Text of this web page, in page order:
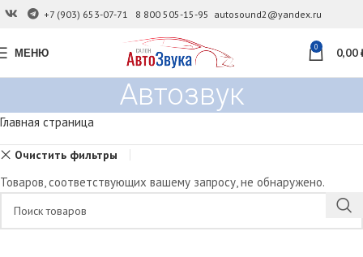
+7 (903) 653-07-71 8 800 505-15-95 autosound2@yandex.ru
МЕНЮ 0 0,00
Автозвук
Главная страница
Очистить фильтры
Товаров, соответствующих вашему запросу, не обнаружено.